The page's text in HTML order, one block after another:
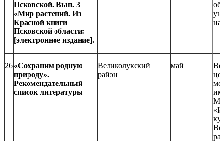
Псковской. Вып. 3
«Мир растений. Из
Красной книги
Псковской области:
[электронное издание].
26«Сохраним родную
природу».
Рекомендательный
список литературы
Великолукский
район
май